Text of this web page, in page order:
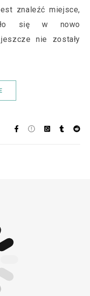
znaleźć miejsce,
się w nowo
nie zostały